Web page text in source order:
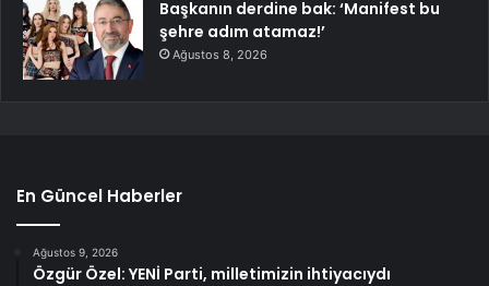
Başkanın derdine bak: ‘Manifest bu
şehre adım atamaz!’
Ağustos 8, 2026
En Güncel Haberler
Ağustos 9, 2026
Özgür Özel: YENİ Parti, milletimizin ihtiyacıydı